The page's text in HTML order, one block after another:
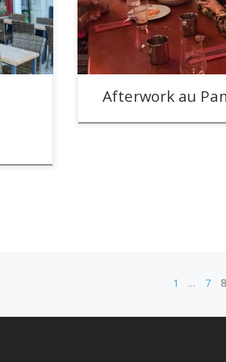
Afterwork au
1 … 7 8